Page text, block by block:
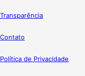
Transparência
Contato
Política de Privacidade